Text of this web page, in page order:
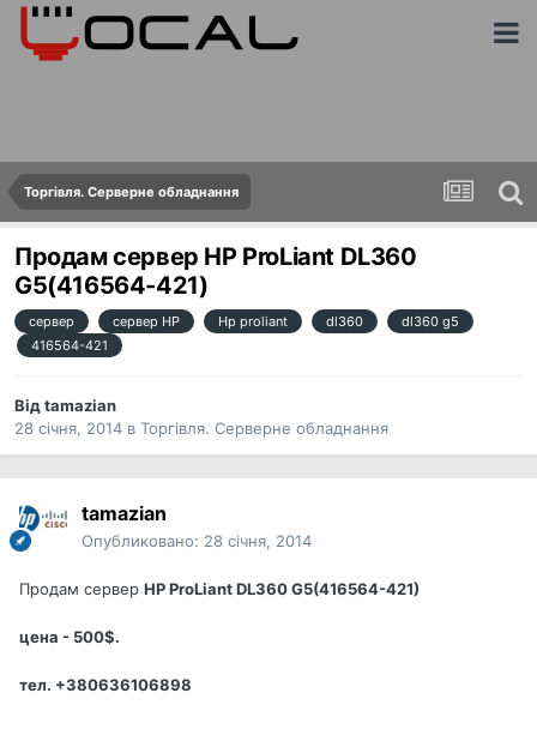
Торгівля. Серверне обладнання
Продам сервер HP ProLiant DL360
G5(416564-421)
сервер сервер HP Hp proliant dl360
dl360 g5
416564-421
Відtamazian
28 січня, 2014 в Торгівля. Серверне обладнання
tamazian
Опубликовано: 28 січня, 2014
Продам сервер HP ProLiant DL360 G5(416564-421)
цена - 500$.
тел. +380636106898